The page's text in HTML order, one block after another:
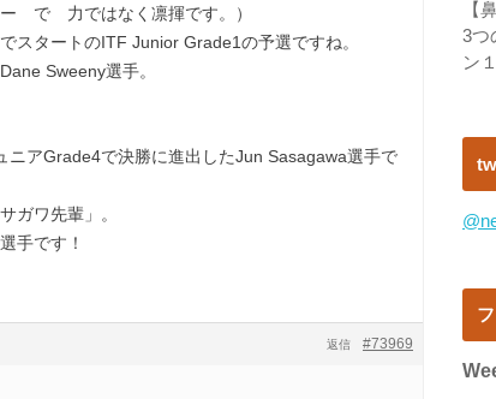
ー で 力ではなく凛揮です。）
スタートのITF Junior Grade1の予選ですね。
Sweeny選手。
ニアGrade4で決勝に進出したJun Sasagawa選手で
ガワ先輩」。
手です！
#73969
返信
【
3つ
ン